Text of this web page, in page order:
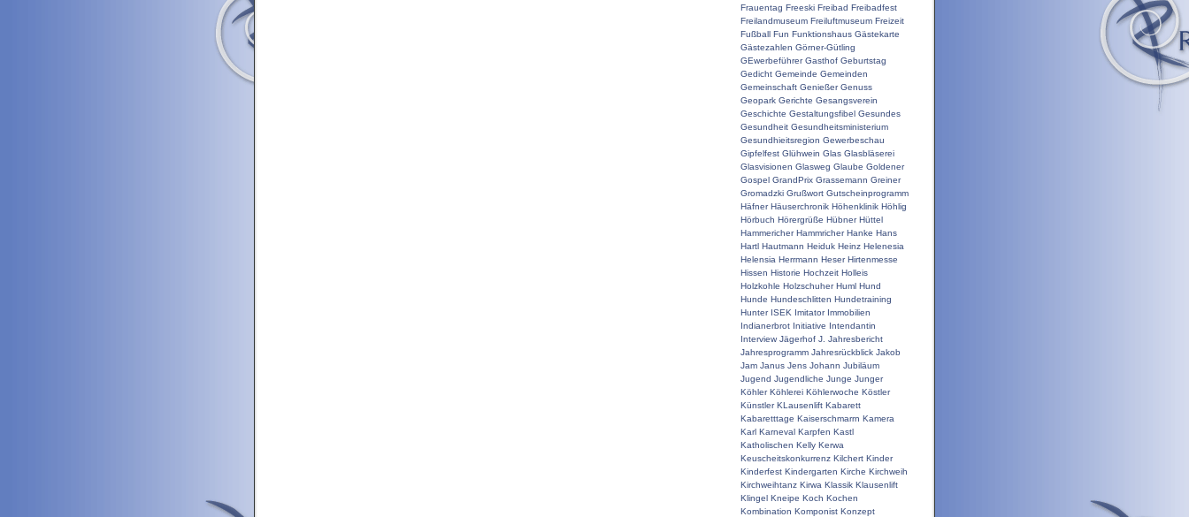
Frauentag Freeski Freibad Freibadfest
Freilandmuseum Freiluftmuseum Freizeit
Fußball Fun Funktionshaus Gästekarte
Gästezahlen Görner-Gütling
GEwerbeführer Gasthof Geburtstag
Gedicht Gemeinde Gemeinden
Gemeinschaft Genießer Genuss
Geopark Gerichte Gesangsverein
Geschichte Gestaltungsfibel Gesundes
Gesundheit Gesundheitsministerium
Gesundhieitsregion Gewerbeschau
Gipfelfest Glühwein Glas Glasbläserei
Glasvisionen Glasweg Glaube Goldener
Gospel GrandPrix Grassemann Greiner
Gromadzki Grußwort Gutscheinprogramm
Häfner Häuserchronik Höhenklinik Höhlig
Hörbuch Hörergrüße Hübner Hüttel
Hammericher Hammricher Hanke Hans
Hartl Hautmann Heiduk Heinz Helenesia
Helensia Herrmann Heser Hirtenmesse
Hissen Historie Hochzeit Holleis
Holzkohle Holzschuher Huml Hund
Hunde Hundeschlitten Hundetraining
Hunter ISEK Imitator Immobilien
Indianerbrot Initiative Intendantin
Interview Jägerhof J. Jahresbericht
Jahresprogramm Jahresrückblick Jakob
Jam Janus Jens Johann Jubiläum
Jugend Jugendliche Junge Junger
Köhler Köhlerei Köhlerwoche Köstler
Künstler KLausenlift Kabarett
Kabaretttage Kaiserschmarrn Kamera
Karl Karneval Karpfen Kastl
Katholischen Kelly Kerwa
Keuscheitskonkurrenz Kilchert Kinder
Kinderfest Kindergarten Kirche Kirchweih
Kirchweihtanz Kirwa Klassik Klausenlift
Klingel Kneipe Koch Kochen
Kombination Komponist Konzept